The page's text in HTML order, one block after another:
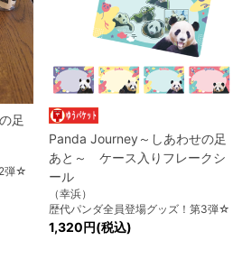
足
弾☆
Panda Journey～しあわせの足
あと～ ケース入りフレークシ
ール
（幸浜）
歴代パンダ全員登場グッズ！第3弾☆
1,320円(税込)